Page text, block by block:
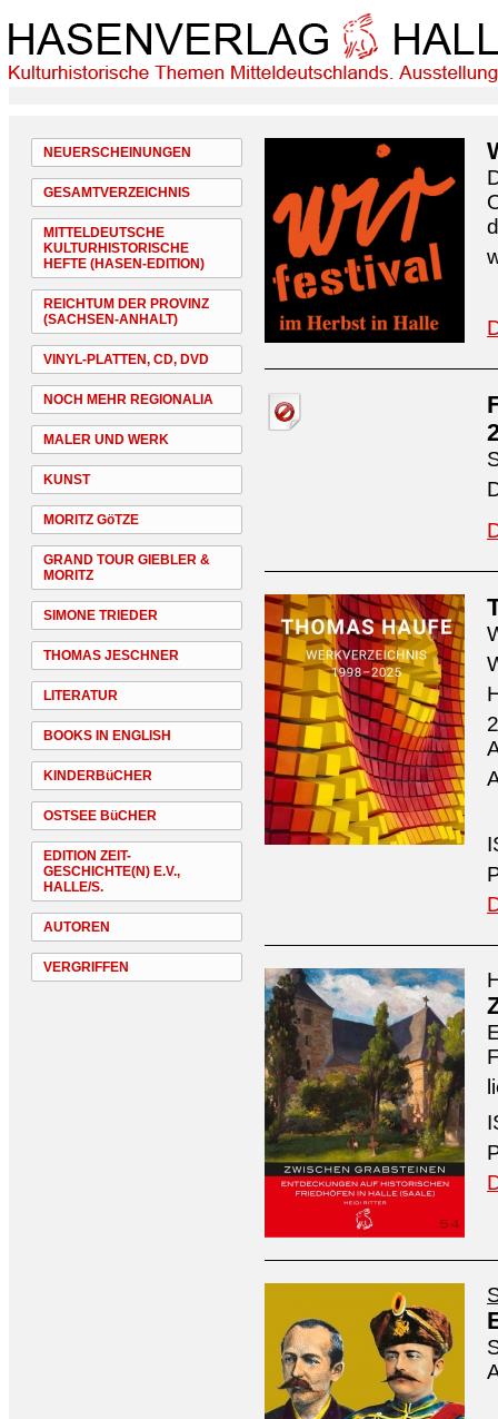
NEUERSCHEINUNGEN
GESAMTVERZEICHNIS
MITTELDEUTSCHE
KULTURHISTORISCHE
HEFTE (HASEN-EDITION)
REICHTUM DER PROVINZ
(SACHSEN-ANHALT)
VINYL-PLATTEN, CD, DVD
NOCH MEHR REGIONALIA
MALER UND WERK
KUNST
MORITZ GöTZE
GRAND TOUR GIEBLER &
MORITZ
SIMONE TRIEDER
THOMAS JESCHNER
LITERATUR
BOOKS IN ENGLISH
KINDERBüCHER
OSTSEE BüCHER
EDITION ZEIT-
GESCHICHTE(N) E.V.,
HALLE/S.
AUTOREN
VERGRIFFEN